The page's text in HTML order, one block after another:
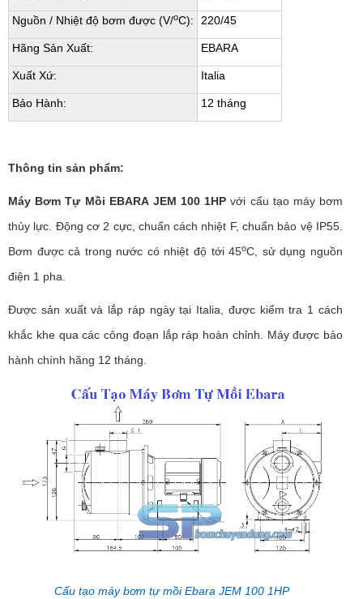
Nguồn / Nhiệt độ bơm được (V/oC): 220/45
Hãng Sản Xuất: EBARA
Xuất Xứ: Italia
Bảo Hành: 12 tháng
Thông tin sản phẩm:
Máy Bơm Tự Mồi EBARA JEM 100 1HP với cấu tạo máy bơm
thủy lực. Động cơ 2 cực, chuẩn cách nhiệt F, chuẩn bảo vệ IP55.
Bơm được cả trong nước có nhiệt độ tới 45oC, sử dụng nguồn
điện 1 pha.
Được sản xuất và lắp ráp ngày tại Italia, được kiểm tra 1 cách
khắc khe qua các công đoạn lắp ráp hoàn chỉnh. Máy được bảo
hành chính hãng 12 tháng.
Cấu tạo máy bơm tự mồi Ebara JEM 100 1HP